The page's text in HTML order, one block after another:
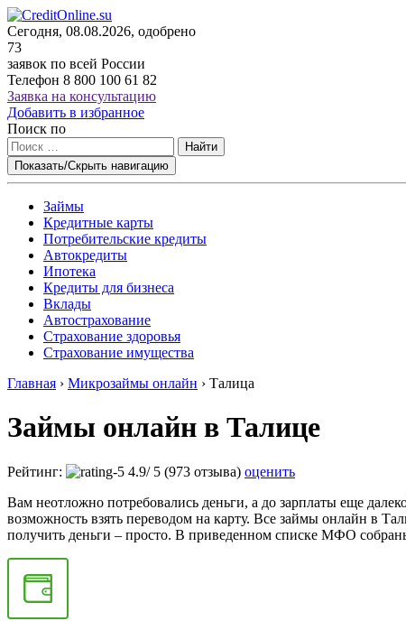
Сегодня, 08.08.2026, одобрено
73
заявок по всей России
Телефон 8 800 100 61 82
Заявка на консультацию
Добавить в избранное
Поиск по
Найти
Показать/Скрыть навигацию
Займы
Кредитные карты
Потребительские кредиты
Автокредиты
Ипотека
Кредиты для бизнеса
Вклады
Автострахование
Страхование здоровья
Страхование имущества
Главная › Микрозаймы онлайн › Талица
Займы онлайн в Талице
Рейтинг: 4.9/ 5 (973 отзыва) оценить
Вам неотложно потребовались деньги, а до зарплаты еще
возможность взять переводом на карту. Все займы онлайн в
получить деньги – просто. В приведенном списке МФО